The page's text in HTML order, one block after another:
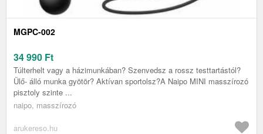
MGPC-002
34 990 Ft
Túlterhelt vagy a házimunkában? Szenvedsz a rossz testtartástól?
Ülő- álló munka gyötör? Aktívan sportolsz?A Naipo MINI masszírozó
pisztoly szinte ...
naipo, masszírozó
arukereso.hu